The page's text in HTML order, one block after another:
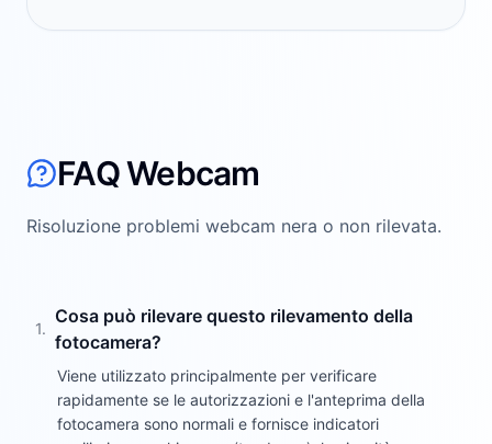
FAQ Webcam
Risoluzione problemi webcam nera o non rilevata.
1.
Cosa può rilevare questo rilevamento della
fotocamera?
Viene utilizzato principalmente per verificare
rapidamente se le autorizzazioni e l'anteprima della
fotocamera sono normali e fornisce indicatori